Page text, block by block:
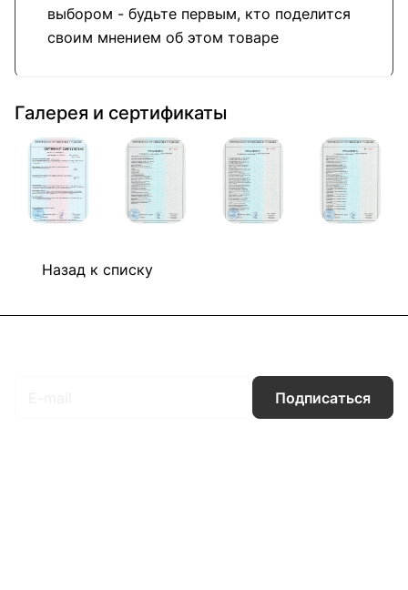
выбором - будьте первым, кто поделится
своим мнением об этом товаре
Галерея и сертификаты
Назад к списку
Подписаться